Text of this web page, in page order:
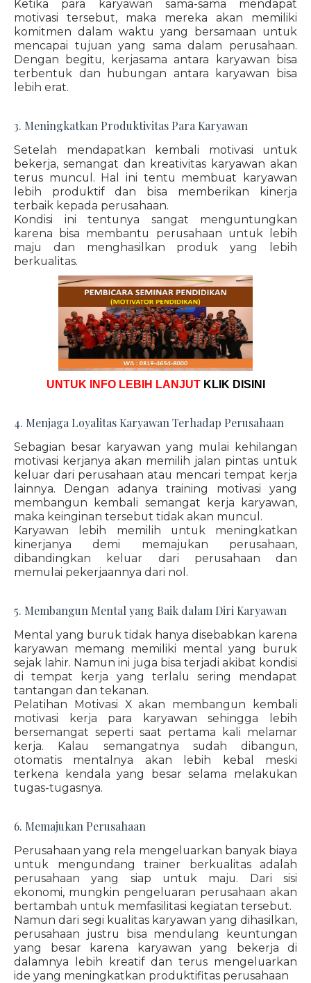
Ketika para karyawan sama-sama mendapat
motivasi tersebut, maka mereka akan memiliki
komitmen dalam waktu yang bersamaan untuk
mencapai tujuan yang sama dalam perusahaan.
Dengan begitu, kerjasama antara karyawan bisa
terbentuk dan hubungan antara karyawan bisa
lebih erat.
3. Meningkatkan Produktivitas Para Karyawan
Setelah mendapatkan kembali motivasi untuk
bekerja, semangat dan kreativitas karyawan akan
terus muncul. Hal ini tentu membuat karyawan
lebih produktif dan bisa memberikan kinerja
terbaik kepada perusahaan.
Kondisi ini tentunya sangat menguntungkan
karena bisa membantu perusahaan untuk lebih
maju dan menghasilkan produk yang lebih
berkualitas.
UNTUK INFO LEBIH LANJUT KLIK DISINI
4. Menjaga Loyalitas Karyawan Terhadap Perusahaan
Sebagian besar karyawan yang mulai kehilangan
motivasi kerjanya akan memilih jalan pintas untuk
keluar dari perusahaan atau mencari tempat kerja
lainnya. Dengan adanya training motivasi yang
membangun kembali semangat kerja karyawan,
maka keinginan tersebut tidak akan muncul.
Karyawan lebih memilih untuk meningkatkan
kinerjanya demi memajukan perusahaan,
dibandingkan keluar dari perusahaan dan
memulai pekerjaannya dari nol.
5. Membangun Mental yang Baik dalam Diri Karyawan
Mental yang buruk tidak hanya disebabkan karena
karyawan memang memiliki mental yang buruk
sejak lahir. Namun ini juga bisa terjadi akibat kondisi
di tempat kerja yang terlalu sering mendapat
tantangan dan tekanan.
Pelatihan Motivasi X akan membangun kembali
motivasi kerja para karyawan sehingga lebih
bersemangat seperti saat pertama kali melamar
kerja. Kalau semangatnya sudah dibangun,
otomatis mentalnya akan lebih kebal meski
terkena kendala yang besar selama melakukan
tugas-tugasnya.
6. Memajukan Perusahaan
Perusahaan yang rela mengeluarkan banyak biaya
untuk mengundang trainer berkualitas adalah
perusahaan yang siap untuk maju. Dari sisi
ekonomi, mungkin pengeluaran perusahaan akan
bertambah untuk memfasilitasi kegiatan tersebut.
Namun dari segi kualitas karyawan yang dihasilkan,
perusahaan justru bisa mendulang keuntungan
yang besar karena karyawan yang bekerja di
dalamnya lebih kreatif dan terus mengeluarkan
ide yang meningkatkan produktifitas perusahaan